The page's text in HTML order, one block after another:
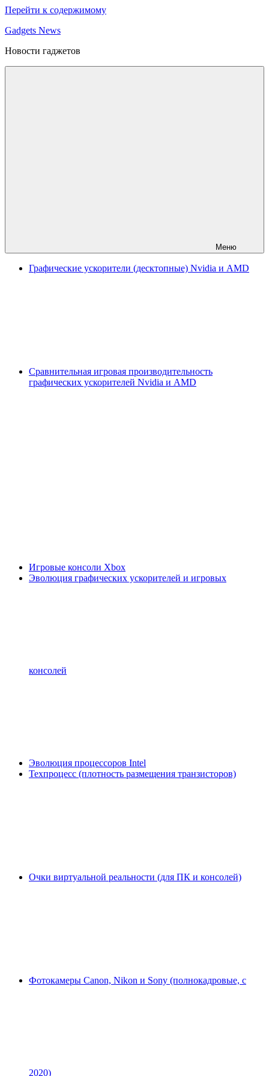
Перейти к содержимому
Gadgets News
Новости гаджетов
Меню
Графические ускорители (десктопные) Nvidia и AMD
Сравнительная игровая производительность
графических ускорителей Nvidia и AMD
Игровые консоли Xbox
Эволюция графических ускорителей и игровых
консолей
Эволюция процессоров Intel
Техпроцесс (плотность размещения транзисторов)
Очки виртуальной реальности (для ПК и консолей)
Фотокамеры Canon, Nikon и Sony (полнокадровые, с
2020)